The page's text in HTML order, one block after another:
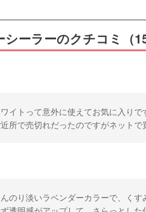
ーラーのクチコミ（15
イトって意外に使えてお気に入りで
所で売切れだったのですがネットで
のり淡いラベンダーカラーで、く